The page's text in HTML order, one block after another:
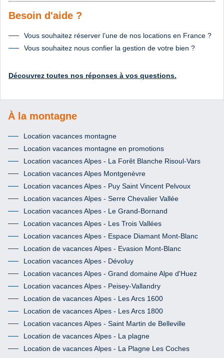
Besoin d'aide ?
Vous souhaitez réserver l’une de nos locations en France ?
Vous souhaitez nous confier la gestion de votre bien ?
Découvrez toutes nos réponses à vos questions.
À la montagne
Location vacances montagne
Location vacances montagne en promotions
Location vacances Alpes - La Forêt Blanche Risoul-Vars
Location vacances Alpes Montgenèvre
Location vacances Alpes - Puy Saint Vincent Pelvoux
Location vacances Alpes - Serre Chevalier Vallée
Location vacances Alpes - Le Grand-Bornand
Location vacances Alpes - Les Trois Vallées
Location vacances Alpes - Espace Diamant Mont-Blanc
Location de vacances Alpes - Evasion Mont-Blanc
Location vacances Alpes - Dévoluy
Location vacances Alpes - Grand domaine Alpe d'Huez
Location vacances Alpes - Peisey-Vallandry
Location de vacances Alpes - Les Arcs 1600
Location de vacances Alpes - Les Arcs 1800
Location vacances Alpes - Saint Martin de Belleville
Location de vacances Alpes - La plagne
Location de vacances Alpes - La Plagne Les Coches